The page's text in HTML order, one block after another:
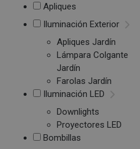
Apliques
Iluminación Exterior
Apliques Jardín
Lámpara Colgante
Jardín
Farolas Jardín
Iluminación LED
Downlights
Proyectores LED
Bombillas